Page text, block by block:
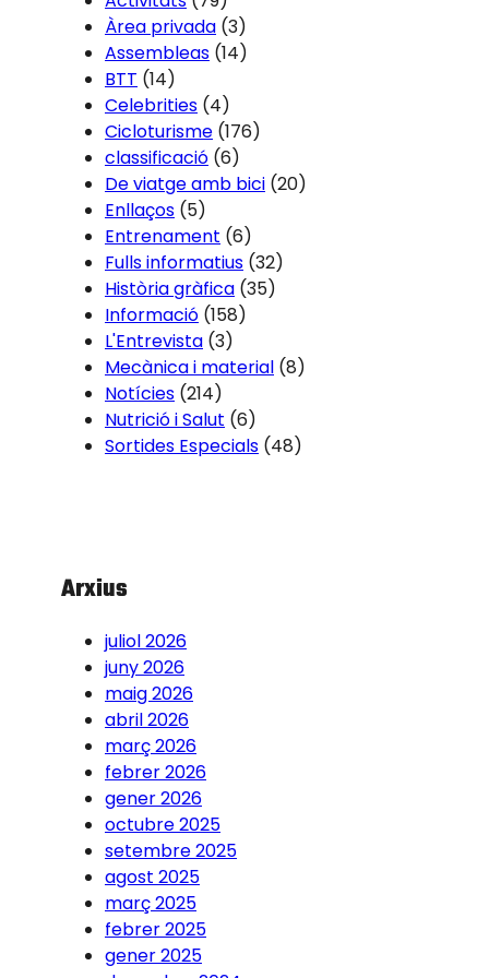
Àrea privada (3)
Assembleas (14)
BTT (14)
Celebrities (4)
Cicloturisme (176)
classificació (6)
De viatge amb bici (20)
Enllaços (5)
Entrenament (6)
Fulls informatius (32)
Història gràfica (35)
Informació (158)
L'Entrevista (3)
Mecànica i material (8)
Notícies (214)
Nutrició i Salut (6)
Sortides Especials (48)
Arxius
juliol 2026
juny 2026
maig 2026
abril 2026
març 2026
febrer 2026
gener 2026
octubre 2025
setembre 2025
agost 2025
març 2025
febrer 2025
gener 2025